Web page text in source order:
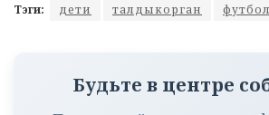
Тэги: дети талдыкорган футбол
Будьте в центре